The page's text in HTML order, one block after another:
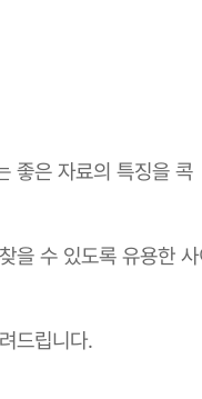
좋은 자료의 특징을 콕
을 수 있도록 유용한
드립니다.